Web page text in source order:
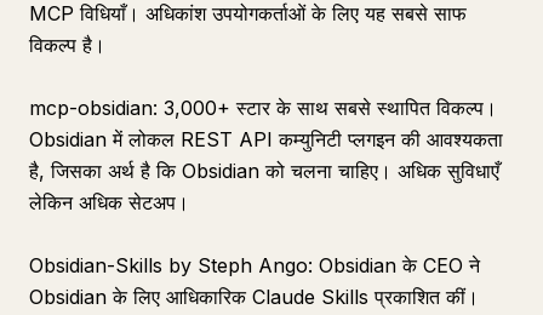
MCP विधियाँ। अधिकांश उपयोगकर्ताओं के लिए यह सबसे साफ
विकल्प है।
mcp-obsidian: 3,000+ स्टार के साथ सबसे स्थापित विकल्प।
Obsidian में लोकल REST API कम्युनिटी प्लगइन की आवश्यकता
है, जिसका अर्थ है कि Obsidian को चलना चाहिए। अधिक सुविधाएँ
लेकिन अधिक सेटअप।
Obsidian-Skills by Steph Ango: Obsidian के CEO ने
Obsidian के लिए आधिकारिक Claude Skills प्रकाशित कीं।